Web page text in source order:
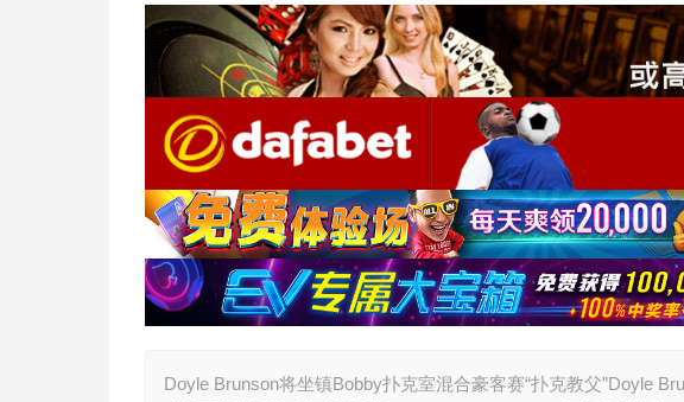
Doyle Brunson将坐镇Bobby扑克室混合豪客赛“扑克教父”Doyle